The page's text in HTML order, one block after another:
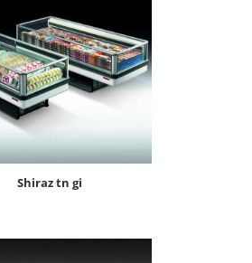
shiraz tn gi